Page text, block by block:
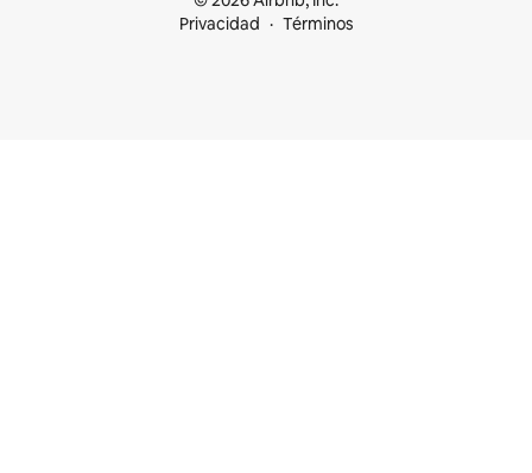
Privacidad
Términos